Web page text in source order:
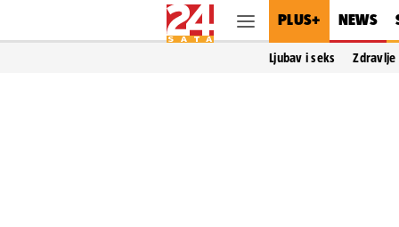
PLUS+ NEWS
Ljubav i seks Zdravlje